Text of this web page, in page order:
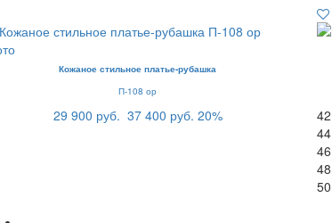
Кожаное стильное платье-рубашка
П-108 ор
29 900 руб. 37 400 руб. 20%
42
44
46
48
50